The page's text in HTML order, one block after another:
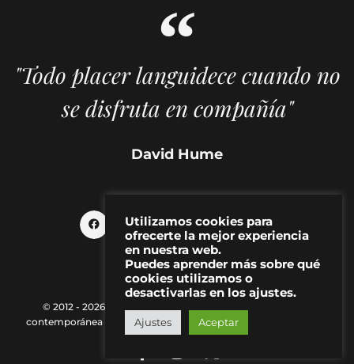
"Todo placer languidece cuando no
se disfruta en compañía"
David Hume
© 2012 - 2026 MAKMA | Revista de artes visuales y cultura
contemporánea |
Política de Privacidad|Aviso Legal
Utilizamos cookies para
ofrecerte la mejor experiencia
en nuestra web.
Puedes aprender más sobre qué
cookies utilizamos o
desactivarlas en los ajustes.
Ajustes Aceptar